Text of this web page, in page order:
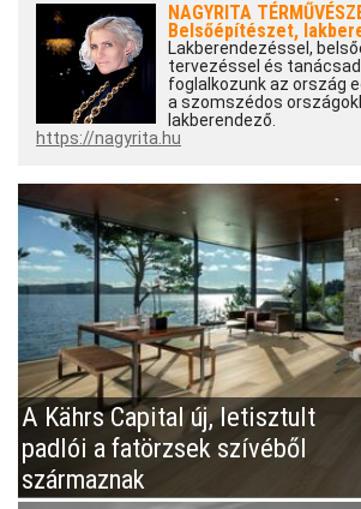
NAGYRITA
Belsőépítészet,
Lakberendezéssel,
tervezéssel és
foglalkozunk az ország
a szomszédos
lakberendező.
https://nagyrita.hu
A Kährs Capital új, letisztult
padlói a fatörzsek szívéből
származnak